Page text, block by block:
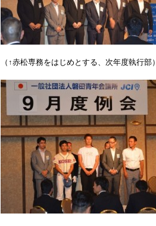
（↑赤松専務をはじめとする、次年度執行部）